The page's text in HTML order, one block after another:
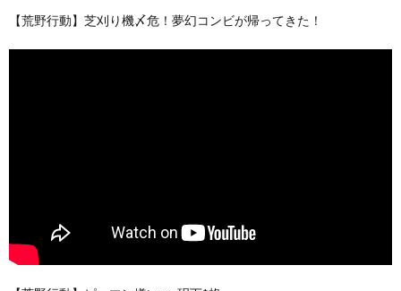
【荒野行動】芝刈り機〆危！夢幻コンビが帰ってきた！